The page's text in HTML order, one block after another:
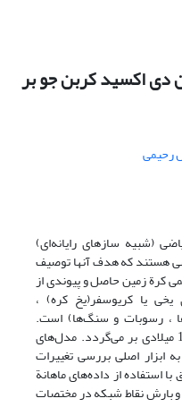
دی اکسید کربن جو بر
رحیمی
(شبیه سازهای رایانه‌ای)
هستند که هدف آنها توصیف
کرة زمین حاصل و پیوندی از
یخی یا کریوسفر(یخ کره) ،
، رسوبات و سنگ‌ها) است.
توسعة مدل‌های مذکور به سال 1960 میلادی بر می‌گردد. مدل‌های
اصلی بررسی تغییرات
استفاده از داده‌های ماهانة
بارش نقاط شبکه در مختصات